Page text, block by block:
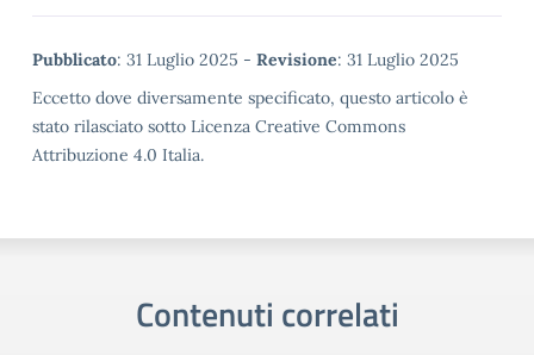
Metadata
Pubblicato: 31 Luglio 2025 - Revisione: 31 Luglio 2025
Eccetto dove diversamente specificato, questo articolo è
stato rilasciato sotto Licenza Creative Commons
Attribuzione 4.0 Italia.
Contenuti correlati